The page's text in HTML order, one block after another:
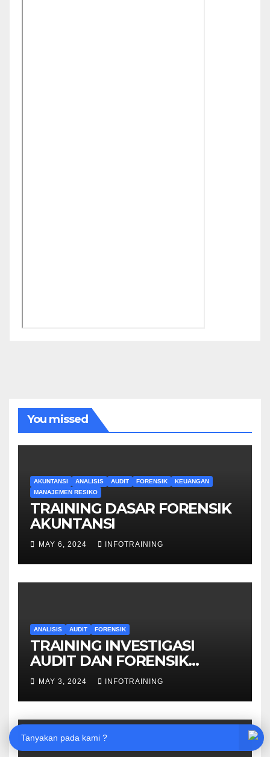
You missed
AKUNTANSI ANALISIS AUDIT FORENSIK
KEUANGAN
MANAJEMEN RESIKO
TRAINING DASAR FORENSIK
AKUNTANSI
MAY 6, 2024 INFOTRAINING
ANALISIS AUDIT FORENSIK
TRAINING INVESTIGASI
AUDIT DAN FORENSIK
KEUANGAN
MAY 3, 2024 INFOTRAINING
Tanyakan pada kami ?